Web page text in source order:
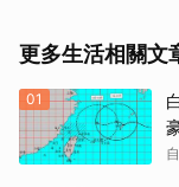
更多生活相關文
01